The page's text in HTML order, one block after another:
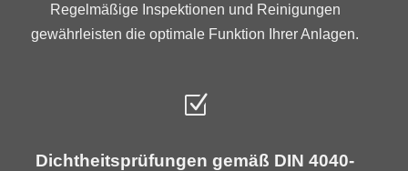
Regelmäßige Inspektionen und Reinigungen
gewährleisten die optimale Funktion Ihrer Anlagen.
Z
Dichtheitsprüfungen gemäß DIN 4040-